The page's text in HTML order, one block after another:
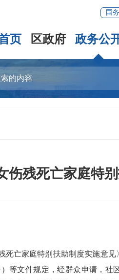
国
页 区政府 政务公
伤残死亡家庭特
家庭特别扶助制度实施意见
等文件规定，经群众申请，